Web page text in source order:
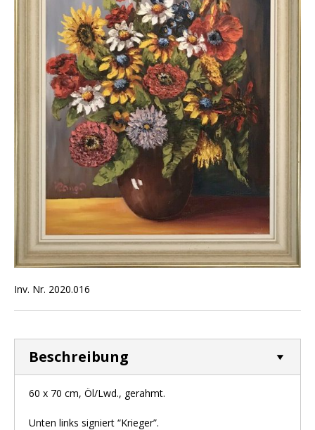
Inv. Nr. 2020.016
Beschreibung
60 x 70 cm, Öl/Lwd., gerahmt.
Unten links signiert “Krieger”.